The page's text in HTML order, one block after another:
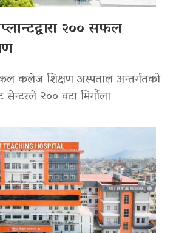
२०० सफल
कलेज शिक्षण अस्पताल अन्तर्गतको
सेन्टरले २०० वटा मिर्गौला